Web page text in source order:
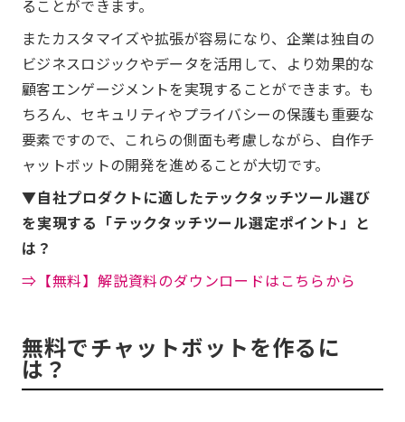
ることができます。
またカスタマイズや拡張が容易になり、企業は独自の
ビジネスロジックやデータを活用して、より効果的な
顧客エンゲージメントを実現することができます。も
ちろん、セキュリティやプライバシーの保護も重要な
要素ですので、これらの側面も考慮しながら、自作チ
ャットボットの開発を進めることが大切です。
▼自社プロダクトに適したテックタッチツール選び
を実現する「テックタッチツール選定ポイント」と
は？
⇒【無料】解説資料のダウンロードはこちらから
無料でチャットボットを作るに
は？